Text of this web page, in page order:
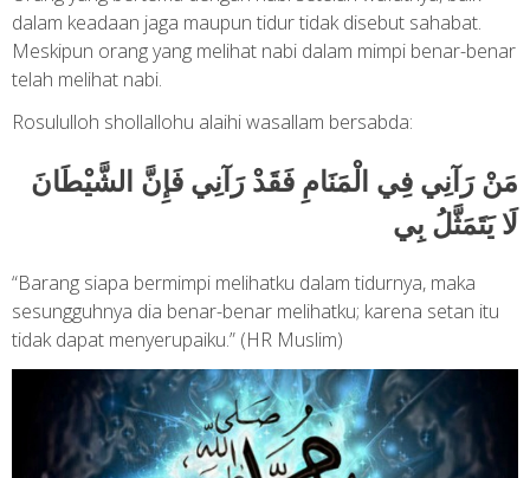
dalam keadaan jaga maupun tidur tidak disebut sahabat.
Meskipun orang yang melihat nabi dalam mimpi benar-benar
telah melihat nabi.
Rosululloh shollallohu alaihi wasallam bersabda:
مَنْ رَآنِي فِي الْمَنَامِ فَقَدْ رَآنِي فَإِنَّ الشَّيْطَانَ
لَا يَتَمَثَّلُ بِي
“Barang siapa bermimpi melihatku dalam tidurnya, maka
sesungguhnya dia benar-benar melihatku; karena setan itu
tidak dapat menyerupaiku.” (HR Muslim)